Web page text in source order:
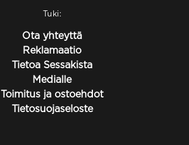
Tuki:
Ota yhteyttä
Reklamaatio
Tietoa Sessakista
Medialle
Toimitus ja ostoehdot
Tietosuojaseloste